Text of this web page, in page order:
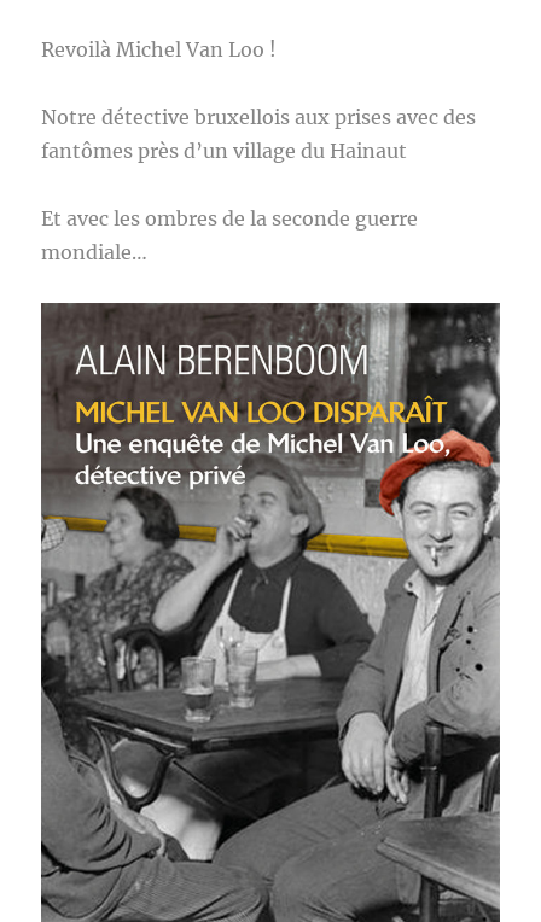
Revoilà Michel Van Loo !
Notre détective bruxellois aux prises avec des
fantômes près d’un village du Hainaut
Et avec les ombres de la seconde guerre
mondiale…